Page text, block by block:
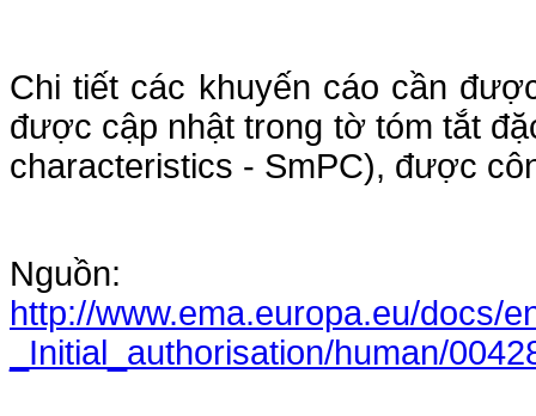
Chi tiết các khuyến cáo cần
được cập nhật trong tờ tóm tắt
characteristics - SmPC), được
Nguồn:
http://www.ema.europa.eu/docs/
_Initial_authorisation/human/